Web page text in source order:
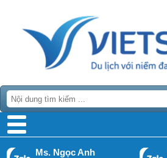
: get_headers():
Temporary failure in name resolution in[path]/
201
: get_headers(https://todata.vn/
php_network_getaddresses: getaddrinfo failed:
resolution in [path]/global.php(28) : eval()'d
Ms. Ngọc Anh